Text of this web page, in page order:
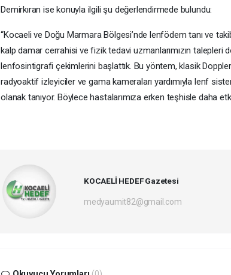
Demirkıran ise konuyla ilgili şu değerlendirmede bulundu:
“Kocaeli ve Doğu Marmara Bölgesi’nde lenfödem tanı ve
kalp damar cerrahisi ve fizik tedavi uzmanlarımızın talepleri
lenfosintigrafi çekimlerini başlattık. Bu yöntem, klasik
radyoaktif izleyiciler ve gama kameraları yardımıyla lenf
olanak tanıyor. Böylece hastalarımıza erken teşhisle daha
KOCAELİ HEDEF Gazetesi
medyaumit82@gmail.com